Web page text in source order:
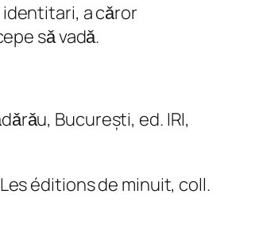
a cǎror
sǎ vadǎ.
București, ed. IRI,
éditions de minuit, coll.